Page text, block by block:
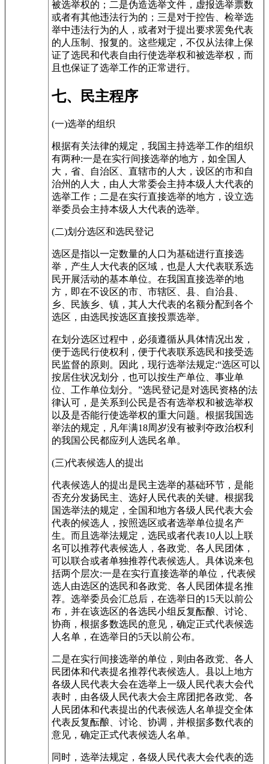
被选举权的；二是伪造选举文件，虚报选举票数
或者有其他违法行为的；三是对于控告、检举选
举中违法行为的人，或者对于提出要求罢免代表
的人压制、报复的。这些规定，不仅从法律上保
证了选民和代表自由行使选举权和被选举权，而
且也保证了选举工作的正常进行。
七、民主程序
(一)选举的组织
根据有关法律的规定，我国主持选举工作的组织
有两种:一是在实行间接选举的地方，如全国人
大，省、自治区、直辖市的人大，设区的市和自
治州的人大，由人大常委会主持本级人大代表的
选举工作；二是在实行直接选举的地方，设立选
举委员会主持本级人大代表的选举。
(二)划分选区和选民登记
选区是指以一定数量的人口为基础进行直接选
举，产生人大代表的区域，也是人大代表联系选
民开展活动的基本单位。在我国直接选举的地
方，即在不设区的市、市辖区、县、自治县、
乡、民族乡、镇，其人大代表的名额分配到各个
选区，由选民按选区直接投票选举。
在划分选区过程中，必须遵循从具体情况出发，
便于选民行使权利，便于代表联系选民和接受选
民监督的原则。因此，现行选举法规定:“选区可以
按居住状况划分，也可以按生产单位、事业单
位、工作单位划分。”选民登记是对选民资格的法
律认可，是关系到公民是否有选举权和被选举权
以及是否能行使选举权的重大问题。根据我国选
举法的规定，凡年满18周岁没有被剥夺政治权利
的我国公民都应列人选民名单。
(三)代表候选人的提出
代表候选人的提出是民主选举的基础环节，是能
否充分发扬民主、选好人民代表的关键。根据我
国选举法的规定，全国和地方各级人民代表大会
代表的候选人，按照选区或者选举单位提名产
生。而且选举法规定，选民或者代表10人以上联
名可以推荐代表候选人，各政党、各人民团体，
可以联合或者单独推荐代表候选人。具体说来包
括两个层次:一是在实行直接选举的单位，代表候
选人由选区的选民和各政党、各人民团体提名推
荐。选举委员会汇总后，在选举日的15天以前公
布，并在该选区的各选民小组反复酝酿、讨论、
协商，根据多数选民的意见，确定正式代表候选
人名单，在选举日的5天以前公布。
二是在实行间接选举的单位，则由各政党、各人
民团体和代表提名推荐代表候选人。县以上地方
各级人民代表大会在选举上一级人民代表大会代
表时，由各级人民代表大会主席团把各政党、各
人民团体和代表提出的代表候选人名单提交全体
代表反复酝酿、讨论、协调，并根据多数代表的
意见，确定正式代表候选人名单。
同时，选举法规定，各级人民代表大会代表的选